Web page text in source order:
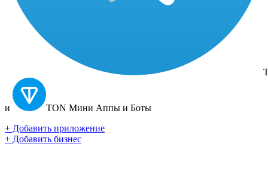
и TON Мини Аппы и Боты
+ Добавить приложение
+ Добавить бизнес